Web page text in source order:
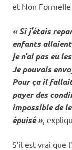
et Non Formelle
« Si j’étais
enfants
je n’ai pas eu
Je pouvais
Pour ça il
payer des
impossible de
épuisé » ,
S’il est vrai que